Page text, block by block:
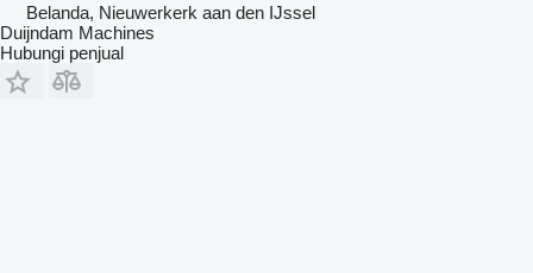
Belanda, Nieuwerkerk aan den IJssel
Duijndam Machines
Hubungi penjual